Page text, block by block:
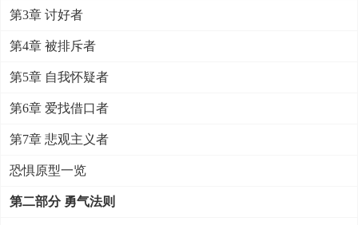
第3章 讨好者
第4章 被排斥者
第5章 自我怀疑者
第6章 爱找借口者
第7章 悲观主义者
恐惧原型一览
第二部分 勇气法则